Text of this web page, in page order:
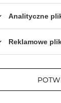
Analityczne
Reklamowe